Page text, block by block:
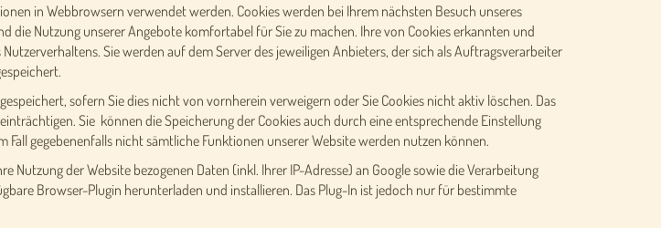
in Webbrowsern verwendet werden. Cookies werden bei Ihrem nächsten Besuch unseres
Nutzung unserer Angebote komfortabel für Sie zu machen. Ihre von Cookies erkannten und
Sie werden auf dem Server des jeweiligen Anbieters, der sich als Auftragsverarbeiter
sofern Sie dies nicht von vornherein verweigern oder Sie Cookies nicht aktiv löschen. Das
Sie können die Speicherung der Cookies auch durch eine entsprechende Einstellung
gegebenenfalls nicht sämtliche Funktionen unserer Website werden nutzen können.
der Website bezogenen Daten (inkl. Ihrer IP-Adresse) an Google sowie die Verarbeitung
Browser-Plugin herunterladen und installieren. Das Plug-In ist jedoch nur für bestimmte